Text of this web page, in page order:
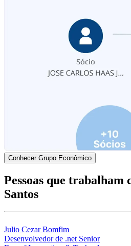
Conhecer Grupo Econômico
Pessoas que trabalham
Santos
Julio Cezar Bomfim
Desenvolvedor de .net Senior